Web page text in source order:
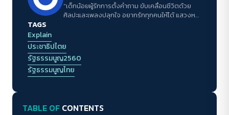
"เด็กน้อยผู้รักการตั้งคำถาม ขับเคลื่อนชีวิตด้วย
ศิลปะและเพลงปลุกใจ อยากรักทุกคนให้ได้ แสวงหา
TAGS
Explain
ประชาธิปไตย
รัฐธรรมนูญ2560
รัฐธรรมนูญไทย
TABLE OF CONTENTS